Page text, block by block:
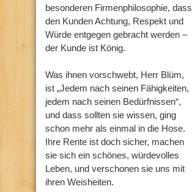
besonderen Firmenphilosophie, dass
den Kunden Achtung, Respekt und
Würde entgegen gebracht werden –
der Kunde ist König.
Was ihnen vorschwebt, Herr Blüm,
ist „Jedem nach seinen Fähigkeiten,
jedem nach seinen Bedürfnissen“,
und dass sollten sie wissen, ging
schon mehr als einmal in die Hose.
Ihre Rente ist doch sicher, machen
sie sich ein schönes, würdevolles
Leben, und verschonen sie uns mit
ihren Weisheiten.